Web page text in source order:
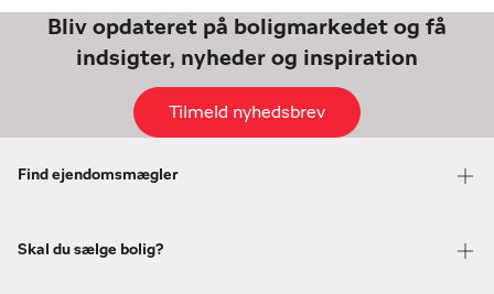
Bliv opdateret på boligmarkedet og få
indsigter, nyheder og inspiration
Tilmeld nyhedsbrev
Find ejendomsmægler
Skal du sælge bolig?